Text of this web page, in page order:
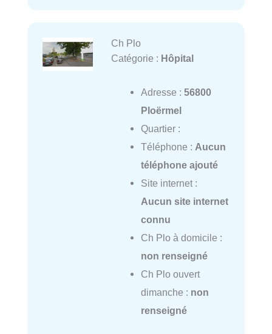
Ch Plo
Catégorie : Hôpital
Adresse : 56800
Ploërmel
Quartier :
Téléphone : Aucun
téléphone ajouté
Site internet :
Aucun site internet
connu
Ch Plo à domicile :
non renseigné
Ch Plo ouvert
dimanche : non
renseigné